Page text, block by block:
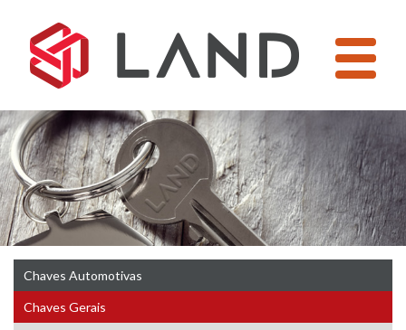
conteúdo
Chaves Automotivas
Chaves Gerais